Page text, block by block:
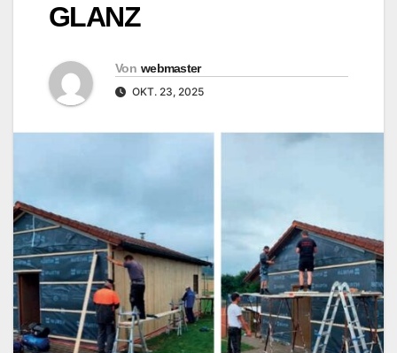
GLANZ
Von webmaster
OKT. 23, 2025